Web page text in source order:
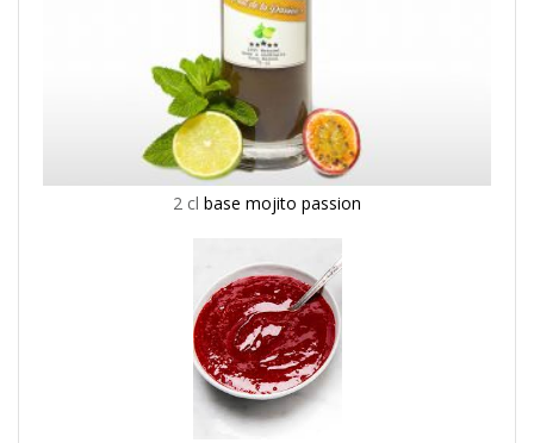
2 cl base mojito passion